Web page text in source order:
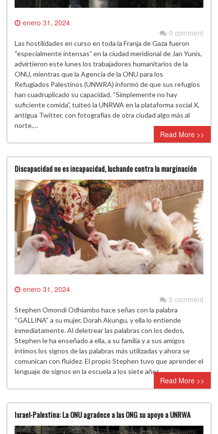
enero 31, 2024
0 comment
Las hostilidades en curso en toda la Franja de Gaza fueron
“especialmente intensas” en la ciudad meridional de Jan Yunis,
advirtieron este lunes los trabajadores humanitarios de la
ONU, mientras que la Agencia de la ONU para los
Refugiados Palestinos (UNWRA) informó de que sus refugios
han cuadruplicado su capacidad. “Simplemente no hay
suficiente comida”, tuiteó la UNRWA en la plataforma social X,
antigua Twitter, con fotografías de otra ciudad algo más al
norte,…
Read More >>
Discapacidad no es incapacidad, luchando contra la marginación
enero 31, 2024
0 comment
Stephen Omondi Odhiambo hace señas con la palabra
“GALLINA” a su mujer, Dorah Akungu, y ella lo entiende
inmediatamente. Al deletrear las palabras con los dedos,
Stephen le ha enseñado a ella, a su familia y a sus amigos
íntimos los signos de las palabras más utilizadas y ahora se
comunican con fluidez. El propio Stephen tuvo que aprender el
lenguaje de signos en la escuela a los siete años,…
Read More >>
Israel-Palestina: La ONU agradece a las ONG su apoyo a UNRWA